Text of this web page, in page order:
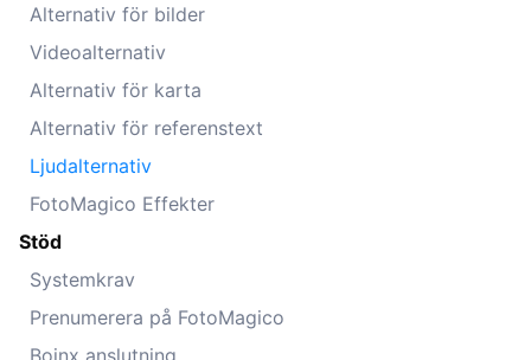
Alternativ för bilder
Videoalternativ
Alternativ för karta
Alternativ för referenstext
Ljudalternativ
FotoMagico Effekter
Stöd
Systemkrav
Prenumerera på FotoMagico
Boinx anslutning